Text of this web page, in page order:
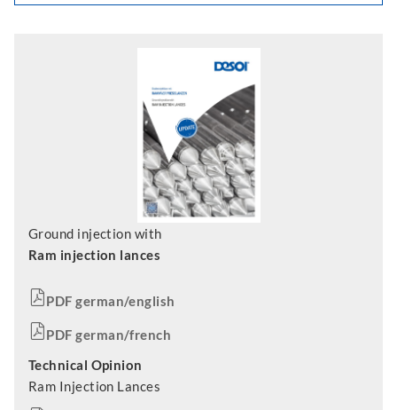
Ground injection with
Ram injection lances
PDF german/english
PDF german/french
Technical Opinion
Ram Injection Lances